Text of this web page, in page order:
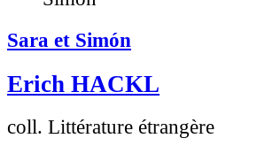
Sara et Simón
Erich HACKL
coll. Littérature étrangère